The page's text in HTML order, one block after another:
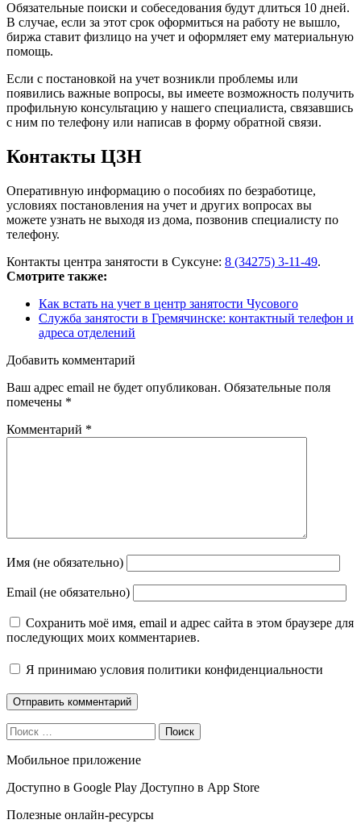
Обязательные поиски и собеседования будут длиться 10 дней.
В случае, если за этот срок оформиться на работу не вышло,
биржа ставит физлицо на учет и оформляет ему материальную
помощь.
Если с постановкой на учет возникли проблемы или
появились важные вопросы, вы имеете возможность получить
профильную консультацию у нашего специалиста, связавшись
с ним по телефону или написав в форму обратной связи.
Контакты ЦЗН
Оперативную информацию о пособиях по безработице,
условиях постановления на учет и других вопросах вы
можете узнать не выходя из дома, позвонив специалисту по
телефону.
Контакты центра занятости в Суксуне: 8 (34275) 3-11-49.
Смотрите также:
Как встать на учет в центр занятости Чусового
Служба занятости в Гремячинске: контактный телефон и
адреса отделений
Добавить комментарий
Ваш адрес email не будет опубликован. Обязательные поля
помечены *
Комментарий *
Имя (не обязательно)
Email (не обязательно)
Сохранить моё имя, email и адрес сайта в этом браузере для
последующих моих комментариев.
Я принимаю условия политики конфиденциальности
Поиск
Мобильное приложение
Доступно в Google Play Доступно в App Store
Полезные онлайн-ресурсы